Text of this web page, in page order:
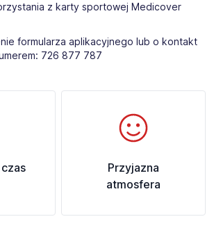
z karty sportowej Medicover
formularza aplikacyjnego lub o kontakt
726 877 787​
Przyjazna
atmosfera